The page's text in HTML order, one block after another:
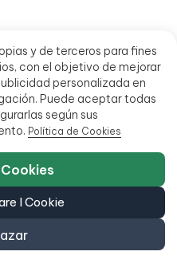
y de terceros para fines
con el objetivo de mejorar
personalizada en
Puede aceptar todas
según sus
Política de Cookies
I Cookie